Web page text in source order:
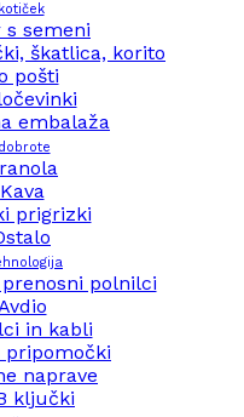
s semeni
škatlica, korito
pošti
embalaža
Kava
prigrizki
polnilci
in kabli
pripomočki
naprave
ključki